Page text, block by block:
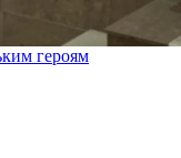
героям